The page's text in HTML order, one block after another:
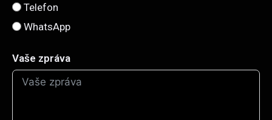
Telefon
WhatsApp
Vaše zpráva